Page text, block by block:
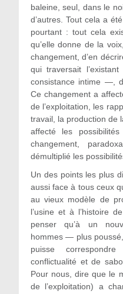
baleine, seul, dans le
d’autres. Tout cela a
pourtant : tout cela
qu’elle donne de la
changement, d’en
qui traversait
consistance intime —,
Ce changement a
de l’exploitation, les
travail, la production de
affecté les
changement,
démultiplié les
Un des points les plus
aussi face à tous ceux
au vieux modèle de
l’usine et à l’histoire
penser qu’à un
hommes — plus
puisse
conflictualité et de
Pour nous, dire que le
de l’exploitation) a